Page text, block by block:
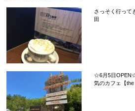
さっそく行って
田
☆6月5日
気のカフェ【